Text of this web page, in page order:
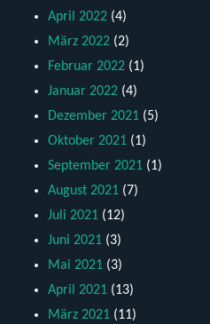
April 2022 (4)
März 2022 (2)
Februar 2022 (1)
Januar 2022 (4)
Dezember 2021 (5)
Oktober 2021 (1)
September 2021 (1)
August 2021 (7)
Juli 2021 (12)
Juni 2021 (3)
Mai 2021 (3)
April 2021 (13)
März 2021 (11)